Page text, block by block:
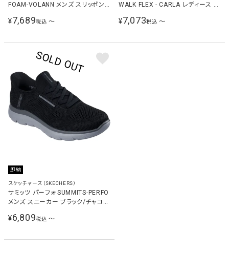
FOAM-VOLANN メンズ スリッポン
¥7,689税込 〜
WALK FLEX - CARLA レディース ウ
125516 BLK
¥7,073税込 〜
即納
スケッチャーズ（SKECHERS）
サミッツ パーフォ SUMMITS-PERFO
メンズ スニーカー ブラック/チャコー
¥6,809税込 〜